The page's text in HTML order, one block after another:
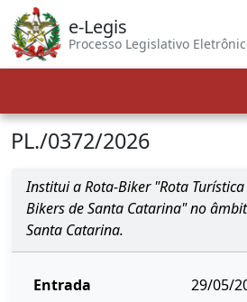
e-Legis
Processo Legislativo
PL./0372/2026
Institui a Rota-Biker "Rota
Bikers de Santa Catarina" no
Santa Catarina.
Entrada
29/05/